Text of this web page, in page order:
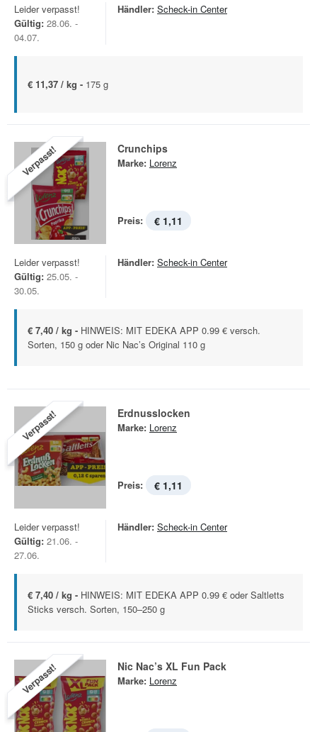
Leider verpasst!
Gültig: 28.06. -
04.07.
Händler: Scheck-in Center
€ 11,37 / kg - 175 g
Verpasst! Crunchips
Marke: Lorenz
Preis: € 1,11
Leider verpasst!
Gültig: 25.05. -
30.05.
Händler: Scheck-in Center
€ 7,40 / kg - HINWEIS: MIT EDEKA APP 0.99 € versch.
Sorten, 150 g oder Nic Nac’s Original 110 g
Verpasst! Erdnusslocken
Marke: Lorenz
Preis: € 1,11
Leider verpasst!
Gültig: 21.06. -
27.06.
Händler: Scheck-in Center
€ 7,40 / kg - HINWEIS: MIT EDEKA APP 0.99 € oder Saltletts
Sticks versch. Sorten, 150–250 g
Verpasst! Nic Nac’s XL Fun Pack
Marke: Lorenz